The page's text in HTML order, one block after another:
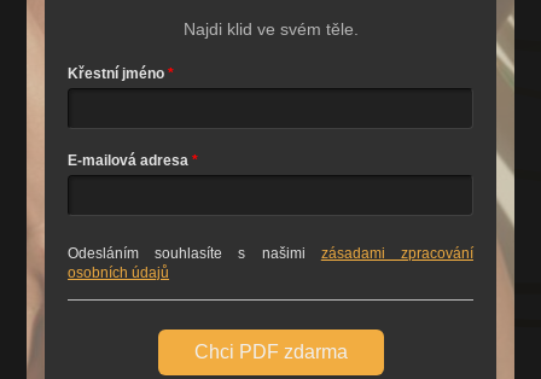
Najdi klid ve svém těle.
Křestní jméno
E-mailová adresa
Odesláním souhlasíte s našimi zásadami zpracování
osobních údajů
Chci PDF zdarma